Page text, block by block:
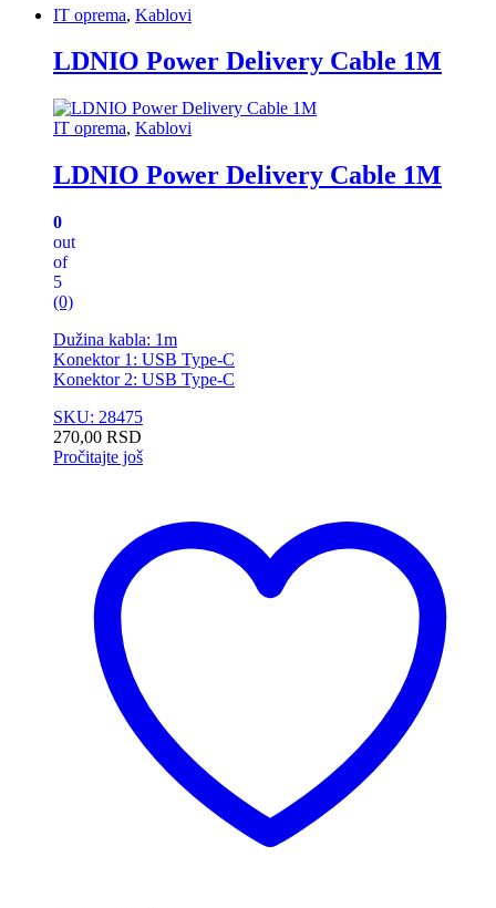
IT oprema, Kablovi
LDNIO Power Delivery Cable 1M
IT oprema, Kablovi
LDNIO Power Delivery Cable 1M
0
out
of
5
(0)
Dužina kabla: 1m
Konektor 1: USB Type-C
Konektor 2: USB Type-C
SKU: 28475
270,00 RSD
Pročitajte još